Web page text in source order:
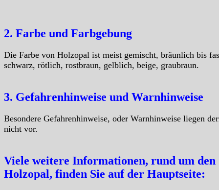
2. Farbe und Farbgebung
Die Farbe von Holzopal ist meist gemischt, bräunlich bis
schwarz, rötlich, rostbraun, gelblich, beige, graubraun.
3. Gefahrenhinweise und Warnhinweise
Besondere Gefahrenhinweise, oder Warnhinweise liegen
nicht vor.
Viele weitere Informationen, rund um den
Holzopal, finden Sie auf der Hauptseite: